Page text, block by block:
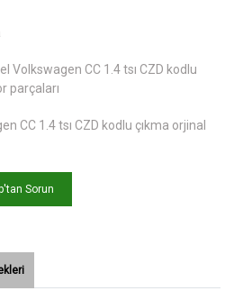
Volkswagen CC 1.4 tsı CZD kodlu
parçaları
CC 1.4 tsı CZD kodlu çıkma orjinal
Sorun